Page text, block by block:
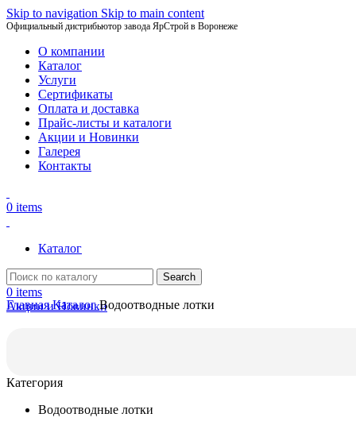
Skip to navigation Skip to main content
Официальный дистрибьютор завода ЯрСтрой в Воронеже
О компании
Каталог
Услуги
Сертификаты
Оплата и доставка
Прайс-листы и каталоги
Акции и Новинки
Галерея
Контакты
0 items
Каталог
Search
0 items
Акции и Новинки
ГлавнаяКаталогВодоотводные лотки
Категория
Водоотводные лотки